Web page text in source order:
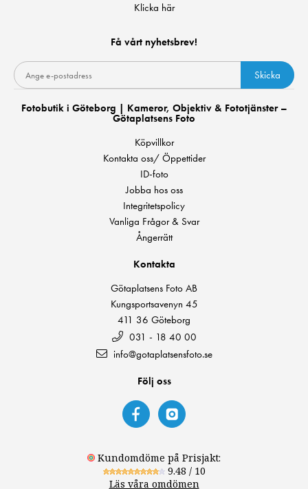
Klicka här
Få vårt nyhetsbrev!
Skicka
Fotobutik i Göteborg | Kameror, Objektiv & Fototjänster –
Götaplatsens Foto
Köpvillkor
Kontakta oss/ Öppettider
ID-foto
Jobba hos oss
Integritetspolicy
Vanliga Frågor & Svar
Ångerrätt
Kontakta
Götaplatsens Foto AB
Kungsportsavenyn 45
411 36 Göteborg
031 - 18 40 00
info@gotaplatsensfoto.se
Följ oss